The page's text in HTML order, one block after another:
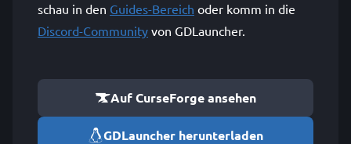
schau in den Guides-Bereich oder komm in die
Discord-Community von GDLauncher.
Auf CurseForge ansehen
GDLauncher herunterladen